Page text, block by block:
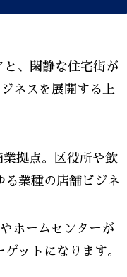
、閑静な住宅街が
ネスを展開する上
拠点。区役所や飲
業種の店舗ビジネ
ホームセンターが
ットになります。